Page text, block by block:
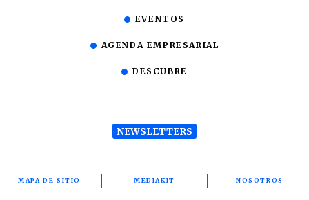
EVENTOS
AGENDA EMPRESARIAL
DESCUBRE
NEWSLETTERS
MAPA DE SITIO MEDIAKIT NOSOTROS